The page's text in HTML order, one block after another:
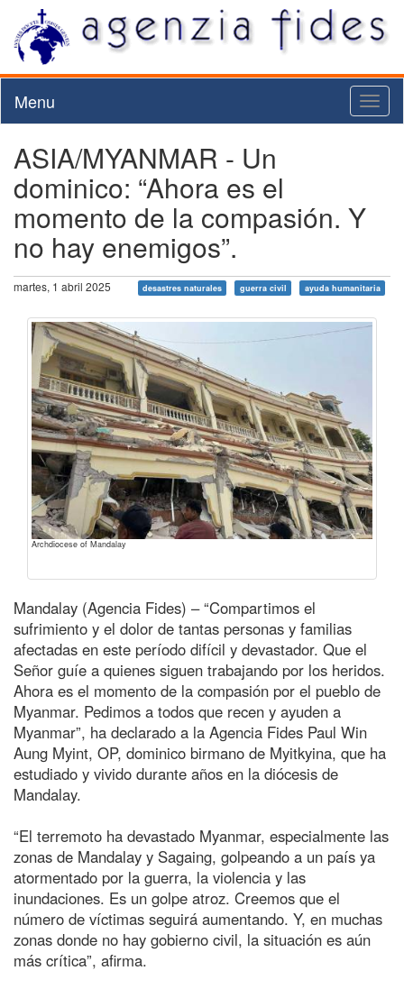
Menu
ASIA/MYANMAR - Un
dominico: “Ahora es el
momento de la compasión. Y
no hay enemigos”.
martes, 1 abril 2025 desastres naturales guerra civil ayuda humanitaria
Archdiocese of Mandalay
Mandalay (Agencia Fides) – “Compartimos el
sufrimiento y el dolor de tantas personas y familias
afectadas en este período difícil y devastador. Que el
Señor guíe a quienes siguen trabajando por los heridos.
Ahora es el momento de la compasión por el pueblo de
Myanmar. Pedimos a todos que recen y ayuden a
Myanmar”, ha declarado a la Agencia Fides Paul Win
Aung Myint, OP, dominico birmano de Myitkyina, que ha
estudiado y vivido durante años en la diócesis de
Mandalay.
“El terremoto ha devastado Myanmar, especialmente las
zonas de Mandalay y Sagaing, golpeando a un país ya
atormentado por la guerra, la violencia y las
inundaciones. Es un golpe atroz. Creemos que el
número de víctimas seguirá aumentando. Y, en muchas
zonas donde no hay gobierno civil, la situación es aún
más crítica”, afirma.